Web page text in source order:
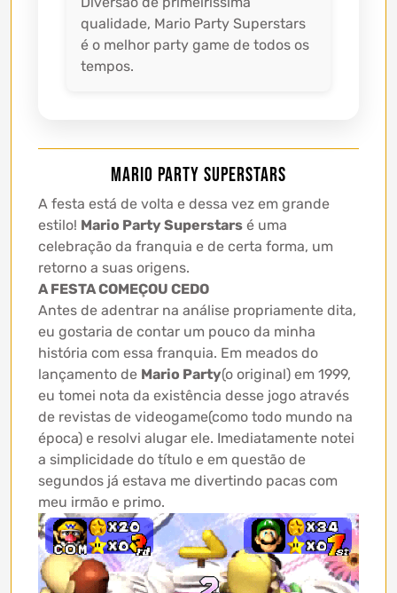
qualidade, Mario Party Superstars
é o melhor party game de todos os
tempos.
Mario Party Superstars
A festa está de volta e dessa vez em grande
estilo! Mario Party Superstars é uma
celebração da franquia e de certa forma, um
retorno a suas origens.
A FESTA COMEÇOU CEDO
Antes de adentrar na análise propriamente dita,
eu gostaria de contar um pouco da minha
história com essa franquia. Em meados do
lançamento de Mario Party(o original) em 1999,
eu tomei nota da existência desse jogo através
de revistas de videogame(como todo mundo na
época) e resolvi alugar ele. Imediatamente notei
a simplicidade do título e em questão de
segundos já estava me divertindo pacas com
meu irmão e primo.